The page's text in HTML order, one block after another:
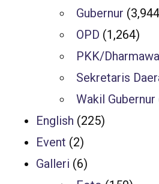
Gubernur
OPD (1,264)
PKK/
Sekretaris
Wakil Gubernur
English (225)
Event (2)
Galleri (6)